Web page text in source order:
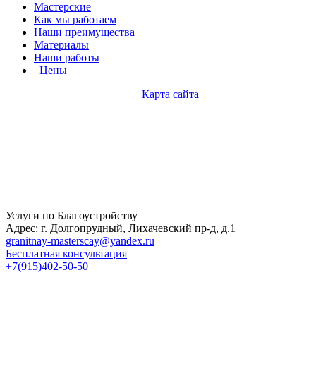
Мастерские
Как мы работаем
Наши преимущества
Материалы
Наши работы
Цены
Карта сайта
Услуги по Благоустройству
Адрес: г. Долгопрудный, Лихачевский пр-д, д.1
granitnay-masterscay@yandex.ru
Бесплатная консультация
+7(915)402-50-50